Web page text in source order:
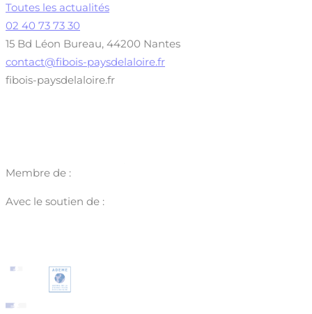
Toutes les actualités
02 40 73 73 30
15 Bd Léon Bureau, 44200 Nantes
contact@fibois-paysdelaloire.fr
fibois-paysdelaloire.fr
Membre de :
Avec le soutien de :